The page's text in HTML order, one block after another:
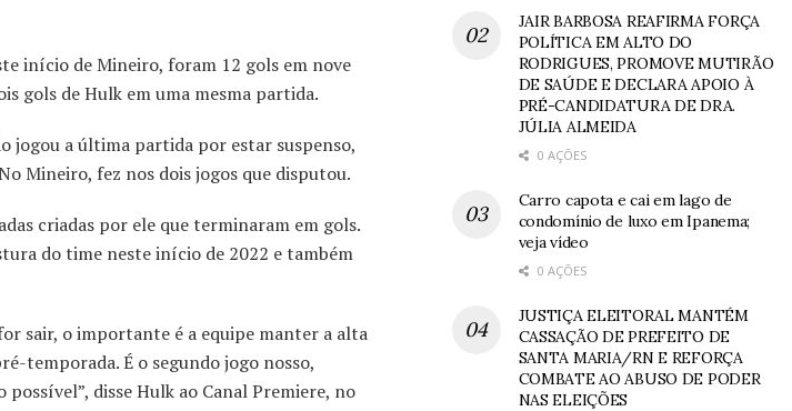
início de Mineiro, foram 12 gols em nove
gols de Hulk em uma mesma partida.
jogou a última partida por estar suspenso,
Mineiro, fez nos dois jogos que disputou.
criadas por ele que terminaram em gols.
do time neste início de 2022 e também
sair, o importante é a equipe manter a alta
temporada. É o segundo jogo nosso,
disse Hulk ao Canal Premiere, no
JAIR BARBOSA REAFIRMA FORÇA
POLÍTICA EM ALTO DO
RODRIGUES, PROMOVE MUTIRÃO
DE SAÚDE E DECLARA APOIO À
PRÉ-CANDIDATURA DE DRA.
JÚLIA ALMEIDA
0 AÇÕES
Carro capota e cai em lago de
condomínio de luxo em Ipanema;
veja vídeo
0 AÇÕES
JUSTIÇA ELEITORAL MANTÉM
CASSAÇÃO DE PREFEITO DE
SANTA MARIA/RN E REFORÇA
COMBATE AO ABUSO DE PODER
NAS ELEIÇÕES